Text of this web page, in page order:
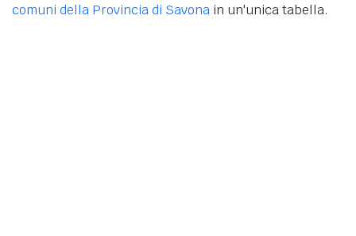
comuni della Provincia di Savona in un'unica tabella.